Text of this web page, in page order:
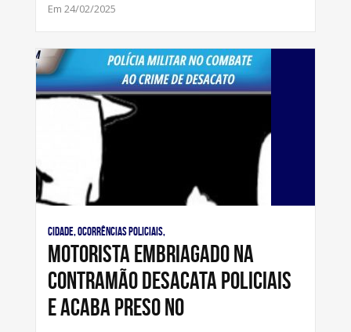
Em 24/02/2025
Cidade, Ocorrências Policiais,
Motorista embriagado na
contramão desacata policiais
e acaba preso no